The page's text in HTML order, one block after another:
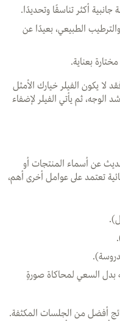
أكثر تناسقًا وتحديدًا.
الطبيعي، بعيدًا عن
بعناية.
لا يكون الفيلر خيارك الأمثل
الوجه، ثم يأتي الفيلر لإضفاء
عن أسماء المنتجات أو
تعتمد على عوامل أخرى أهم،
بدل السعي لمحاكاة صورةٍ
أفضل من الجلسات المكثفة.